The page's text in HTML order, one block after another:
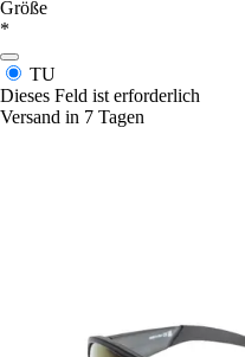
Größe
*
TU
Dieses Feld ist erforderlich
Versand in 7 Tagen